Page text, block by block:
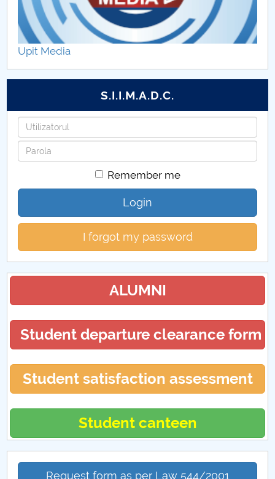
Upit Media
S.I.I.M.A.D.C.
Username
Password
Remember me
Login
I forgot my password
ALUMNI
Student departure clearance form
Student satisfaction assessment
Student canteen
Request form as per Law 544/2001